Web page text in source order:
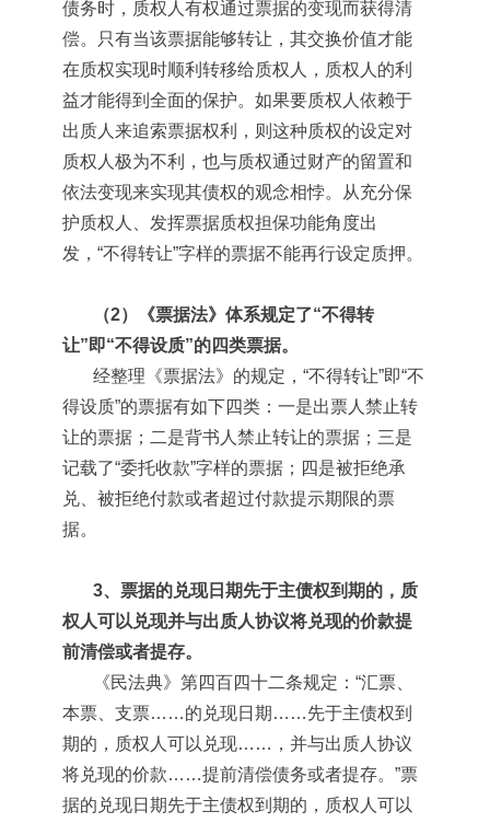
债务时，质权人有权通过票据的变现而获得清
偿。只有当该票据能够转让，其交换价值才能
在质权实现时顺利转移给质权人，质权人的利
益才能得到全面的保护。如果要质权人依赖于
出质人来追索票据权利，则这种质权的设定对
质权人极为不利，也与质权通过财产的留置和
依法变现来实现其债权的观念相悖。从充分保
护质权人、发挥票据质权担保功能角度出
发，“不得转让”字样的票据不能再行设定质押。
（2）《票据法》体系规定了“不得转
让”即“不得设质”的四类票据。
经整理《票据法》的规定，“不得转让”即“不
得设质”的票据有如下四类：一是出票人禁止转
让的票据；二是背书人禁止转让的票据；三是
记载了“委托收款”字样的票据；四是被拒绝承
兑、被拒绝付款或者超过付款提示期限的票
据。
3、票据的兑现日期先于主债权到期的，质
权人可以兑现并与出质人协议将兑现的价款提
前清偿或者提存。
《民法典》第四百四十二条规定：“汇票、
本票、支票……的兑现日期……先于主债权到
期的，质权人可以兑现……，并与出质人协议
将兑现的价款……提前清偿债务或者提存。”票
据的兑现日期先于主债权到期的，质权人可以